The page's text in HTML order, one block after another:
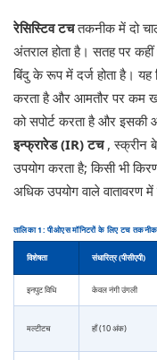
रेसिस्टिव टचतकनीक में दो
अंतराल होता है। सतह पर कहीं
बिंदु के रूप में दर्ज होता है।
करता है और आमतौर पर कम
को सपोर्ट करता है और इसकी
इन्फ्रारेड (IR) टच, स्क्रीन
उपयोग करता है; किसी भी
अधिक उपयोग वाले वातावरण में
तालिका 1: पीओएस मॉनिटरों के लिए टच
विशेषता संधारित्र (पीसीएपी)
इनपुट विधि केवल नंगी उंगली
मल्टीटच हाँ (10 अंक)